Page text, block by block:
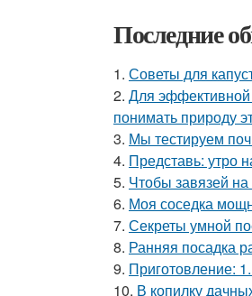
Последние
1. Советы для
2. Для эффективной
понимать природу
3. Мы тестируем
4. Представь: утро
5. Чтобы завязей
6. Моя соседка
7. Секреты умной
8. Ранняя посадка
9. Приготовление:
10. В копилку